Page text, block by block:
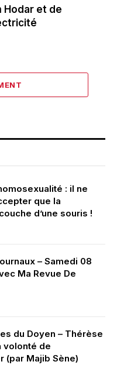
Hodar et de
: il ne
que la
d’une souris !
– Samedi 08
Ma Revue De
du Doyen – Thérèse
volonté de
(par Majib Sène)